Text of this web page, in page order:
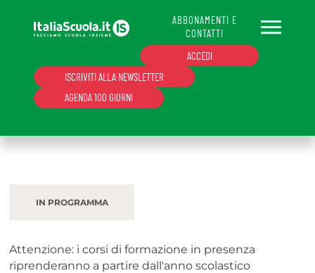
ABBONAMENTI E
CONTATTI
ACCEDI
ISCRIVITI ALLA NEWSLETTER
AGENDA 100 GIORNI
accedere inserendo l'indirizzo email
CLICCA QUIper accedere alla sezione
Supporto.
IN PROGRAMMA
Attenzione: i corsi di formazione in presenza
riprenderanno a partire dall'anno scolastico